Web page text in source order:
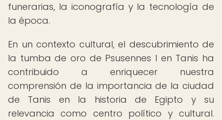
funerarias, la iconografía y la tecnología de
la época.
En un contexto cultural, el descubrimiento de
la tumba de oro de Psusennes I en Tanis ha
contribuido a enriquecer nuestra
comprensión de la importancia de la ciudad
de Tanis en la historia de Egipto y su
relevancia como centro político y cultural.